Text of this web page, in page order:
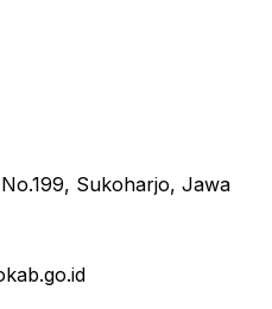
Sukoharjo, Jawa